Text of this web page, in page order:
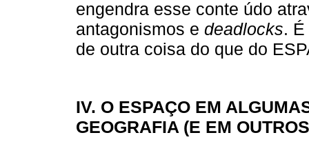
engendra esse conte údo
antagonismos e deadlocks.
de outra coisa do que do
IV. O ESPAÇO EM
GEOGRAFIA (E EM